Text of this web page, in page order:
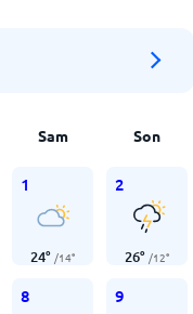
Sam Son
1
24° /14°
2
26° /12°
8 9